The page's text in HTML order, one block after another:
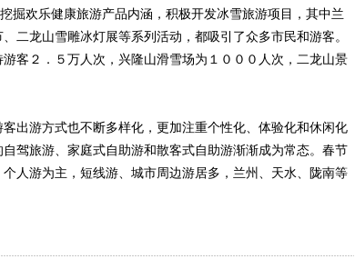
掘欢乐健康旅游产品内涵，积极开发冰雪旅游项目，其中兰
二龙山雪雕冰灯展等系列活动，都吸引了众多市民和游客。
客２．５万人次，兴隆山滑雪场为１０００人次，二龙山景
游方式也不断多样化，更加注重个性化、体验化和休闲化
驾旅游、家庭式自助游和散客式自助游渐渐成为常态。春节
人游为主，短线游、城市周边游居多，兰州、天水、陇南等